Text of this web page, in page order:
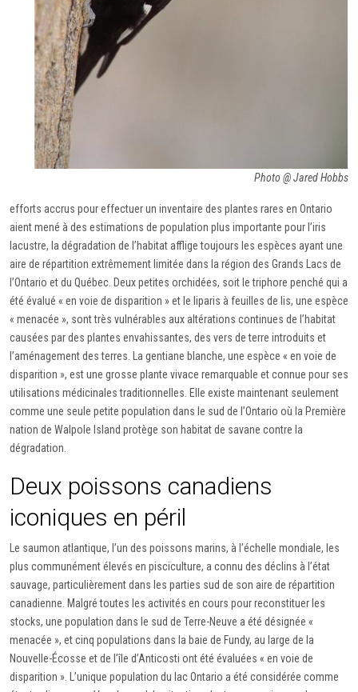
Photo @ Jared Hobbs
efforts accrus pour effectuer un inventaire des plantes rares en Ontario
aient mené à des estimations de population plus importante pour l’iris
lacustre, la dégradation de l’habitat afflige toujours les espèces ayant une
aire de répartition extrêmement limitée dans la région des Grands Lacs de
l’Ontario et du Québec. Deux petites orchidées, soit le triphore penché qui a
été évalué « en voie de disparition » et le liparis à feuilles de lis, une espèce
« menacée », sont très vulnérables aux altérations continues de l’habitat
causées par des plantes envahissantes, des vers de terre introduits et
l’aménagement des terres. La gentiane blanche, une espèce « en voie de
disparition », est une grosse plante vivace remarquable et connue pour ses
utilisations médicinales traditionnelles. Elle existe maintenant seulement
comme une seule petite population dans le sud de l’Ontario où la Première
nation de Walpole Island protège son habitat de savane contre la
dégradation.
Deux poissons canadiens
iconiques en péril
Le saumon atlantique, l’un des poissons marins, à l’échelle mondiale, les
plus communément élevés en pisciculture, a connu des déclins à l’état
sauvage, particulièrement dans les parties sud de son aire de répartition
canadienne. Malgré toutes les activités en cours pour reconstituer les
stocks, une population dans le sud de Terre-Neuve a été désignée «
menacée », et cinq populations dans la baie de Fundy, au large de la
Nouvelle-Écosse et de l’île d’Anticosti ont été évaluées « en voie de
disparition ». L’unique population du lac Ontario a été considérée comme